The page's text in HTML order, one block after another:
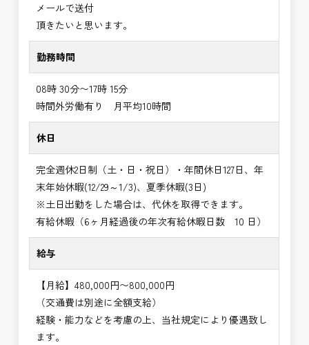
メールで送付
頂きたいと思います。
勤務時間
08時 30分〜17時 15分
時間外労働有り 月平均10時間
休日
完全週休2日制（土・日・祝日）・年間休日127日、年
末年始休暇(12/29～1/3)、夏季休暇(3日)
※土日出勤をした場合は、代休を取得できます。
有給休暇（6ヶ月経過後の年次有給休暇日数 10 日）
給与
【月給】480,000円〜800,000円
（交通費は別途に全額支給）
経験・能力などを考慮の上、当社規定により優遇致し
ます。